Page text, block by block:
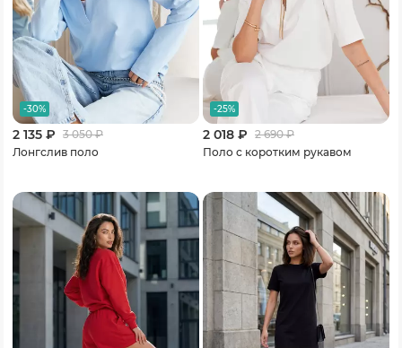
-30%
2 135 ₽ 3 050₽
Лонгслив поло
-25%
2 018 ₽ 2 690₽
Поло с коротким рукавом